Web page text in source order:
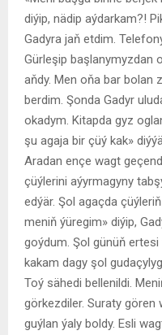
diýip, nädip aýdarkam?!
Gadyra jaň etdim.
Gürleşip başlanymyzdan
aňdy. Men oňa bar bolan
berdim. Şonda Gadyr
okadym. Kitapda gyz
şu agaja bir çüý kak»
Aradan ençe wagt
çüýlerini aýyrmagyny
edýär. Şol agaçda
meniň ýüregim» diýip,
goýdum. Şol günüň
kakam dagy şol
Toý sähedi bellenildi.
görkezdiler. Suraty
guýlan ýaly boldy. Esli